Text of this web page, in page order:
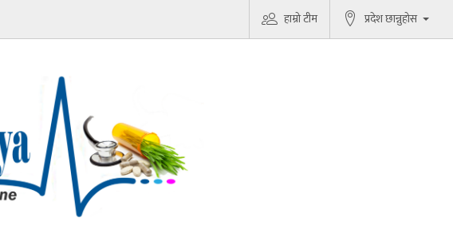
हाम्रो टीम प्रदेश छान्नुहोस